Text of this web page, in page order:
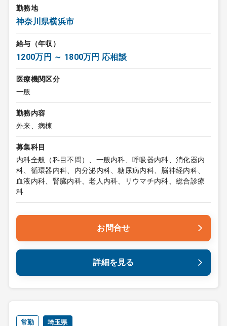
勤務地
神奈川県横浜市
給与（年収）
1200万円 ～ 1800万円 応相談
医療機関区分
一般
勤務内容
外来、病棟
募集科目
内科全般（科目不問）、一般内科、呼吸器内科、消化器内
科、循環器内科、内分泌内科、糖尿病内科、脳神経内科、
血液内科、腎臓内科、老人内科、リウマチ内科、総合診療
科
お問合せ
詳細を見る
常勤 埼玉県